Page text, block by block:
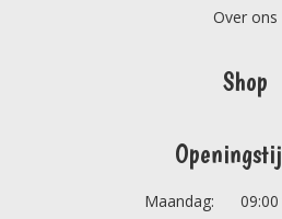
Over ons
Shop
Maandag: 09:00